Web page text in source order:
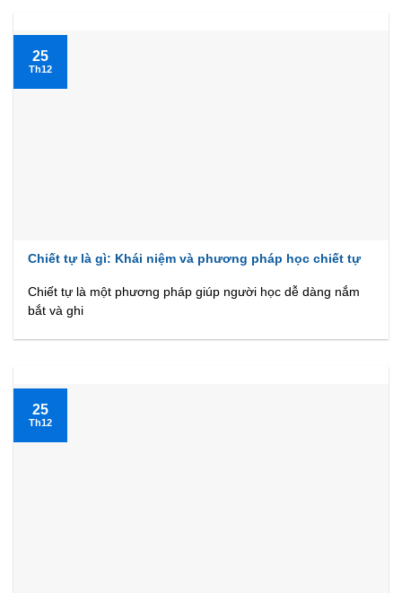
Chiết tự là gì: Khái niệm và phương pháp học chiết tự
Chiết tự là một phương pháp giúp người học dễ dàng nắm
bắt và ghi
25
Th12
25
Th12